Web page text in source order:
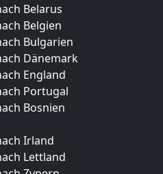
Belarus
Belgien
Bulgarien
Dänemark
England
Portugal
Bosnien
Irland
Lettland